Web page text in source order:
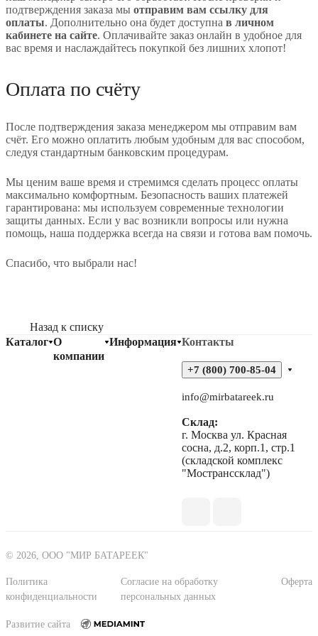
подтверждения заказа мы отправим вам ссылку для
оплаты. Дополнительно она будет доступна в личном
кабинете на сайте. Оплачивайте заказ онлайн в удобное для
вас время и наслаждайтесь покупкой без лишних хлопот!
Оплата по счёту
После подтверждения заказа менеджером мы отправим вам
счёт. Его можно оплатить любым удобным для вас способом,
следуя стандартным банковским процедурам.
Мы ценим ваше время и стремимся сделать процесс оплаты
максимально комфортным. Безопасность ваших платежей
гарантирована: мы используем современные технологии
защиты данных. Если у вас возникли вопросы или нужна
помощь, наша поддержка всегда на связи и готова вам помочь.
Спасибо, что выбрали нас!
Назад к списку
Каталог О
компании
Информация Контакты
+7 (800) 700-85-04
info@mirbatareek.ru
Склад:
г. Москва ул. Красная
сосна, д.2, корп.1, стр.1
(складской комплекс
"Мостранссклад")
© 2026, ООО "МИР БАТАРЕЕК"
Политика
конфиденциальности
Согласие на обработку
персональных данных
Оферта
Развитие сайта